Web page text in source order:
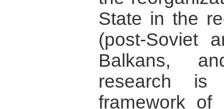
State in the
(post-Soviet
Balkans,
research
framework of